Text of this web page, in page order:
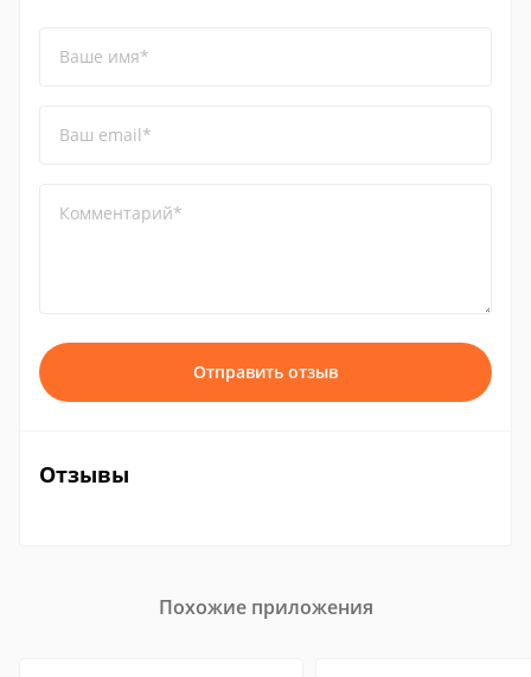
Ваше имя*
Ваш email*
Комментарий*
Отправить отзыв
Отзывы
Похожие приложения